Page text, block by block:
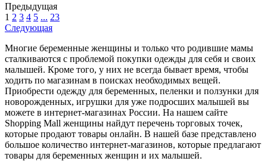
Предыдущая
1 2 3 4 5 ... 23
Следующая
Многие беременные женщины и только что родившие мамы
сталкиваются с проблемой покупки одежды для себя и своих
малышей. Кроме того, у них не всегда бывает время, чтобы
ходить по магазинам в поисках необходимых вещей.
Приобрести одежду для беременных, пеленки и ползунки для
новорожденных, игрушки для уже подросших малышей вы
можете в интернет-магазинах России. На нашем сайте
Shopping Mall женщины найдут перечень торговых точек,
которые продают товары онлайн. В нашей базе представлено
большое количество интернет-магазинов, которые предлагают
товары для беременных женщин и их малышей.